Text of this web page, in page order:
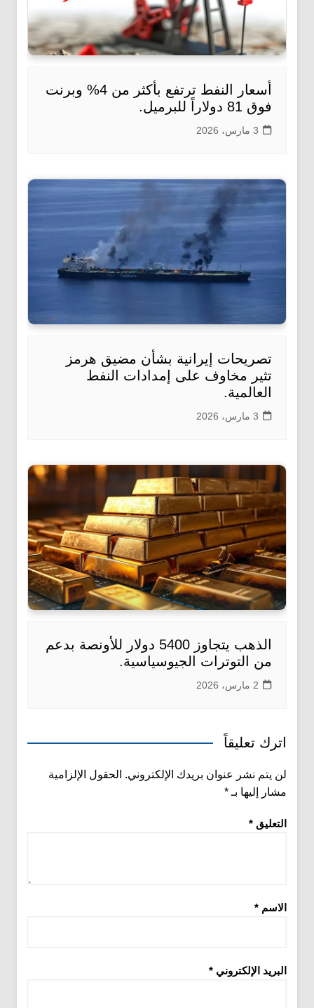
أسعار النفط ترتفع بأكثر من 4% وبرنت
فوق 81 دولاراً للبرميل.
3 مارس، 2026
تصريحات إيرانية بشأن مضيق هرمز
تثير مخاوف على إمدادات النفط
العالمية.
3 مارس، 2026
الذهب يتجاوز 5400 دولار للأونصة بدعم
من التوترات الجيوسياسية.
2 مارس، 2026
اترك تعليقاً
لن يتم نشر عنوان بريدك الإلكتروني. الحقول الإلزامية
مشار إليها بـ *
التعليق *
الاسم *
البريد الإلكتروني *